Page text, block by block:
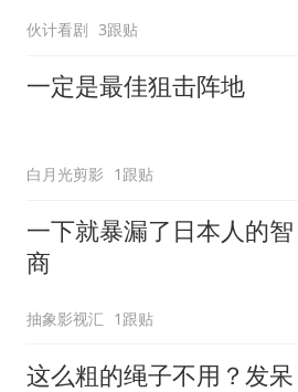
伙计看剧 3跟贴
一定是最佳狙击阵地
白月光剪影 1跟贴
一下就暴漏了日本人的智
商
抽象影视汇 1跟贴
这么粗的绳子不用？发呆